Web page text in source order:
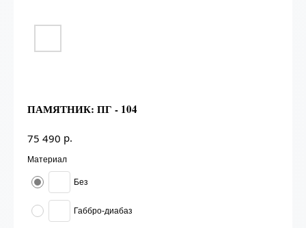
ПАМЯТНИК: ПГ - 104
75 490 р.
Материал
Без
Габбро-диабаз